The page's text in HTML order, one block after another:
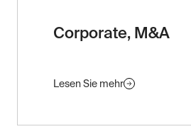
Corporate, M&A
Lesen Sie mehr